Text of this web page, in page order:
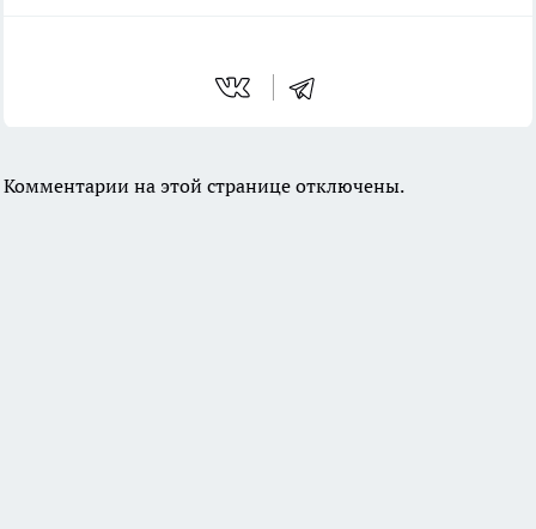
Комментарии на этой странице отключены.